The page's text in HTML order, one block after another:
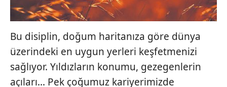
Bu disiplin, doğum haritanıza göre dünya
üzerindeki en uygun yerleri keşfetmenizi
sağlıyor. Yıldızların konumu, gezegenlerin
açıları... Pek çoğumuz kariyerimizde